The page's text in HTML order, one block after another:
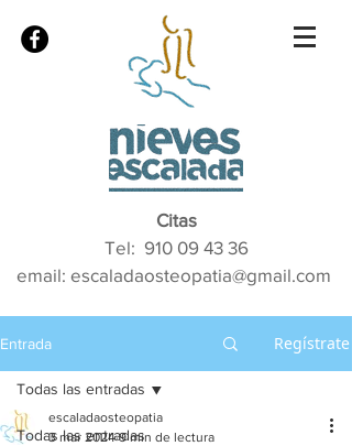
Citas
Tel: 910 09 43 36
email: escaladaosteopatia@gmail.com
Entrada Regístrate
Todas las entradas
Todas las entradas
escaladaosteopatia
3 mar 2024 9 min de lectura